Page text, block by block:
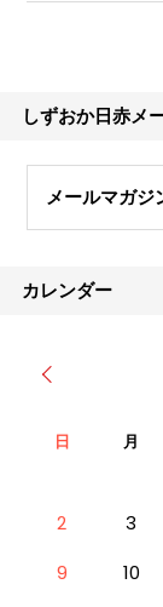
で行っている北海
た。物産展へい
でもある「隠れメ
しずおか日赤メ
メールマガジ
カレンダー
日 月
2
3
9
10